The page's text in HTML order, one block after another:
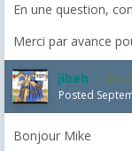
En une question,
Merci par avance
jibeh
Posted
Bonjour Mike